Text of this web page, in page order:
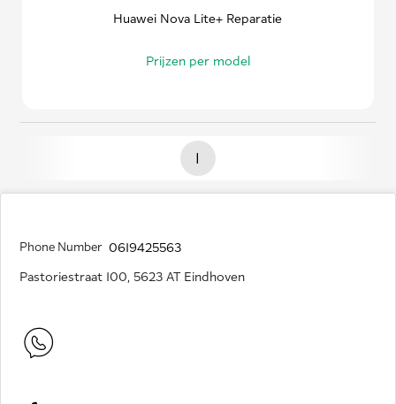
Huawei Nova Lite+ Reparatie
Prijzen per model
1
Phone Number 0619425563
Pastoriestraat 100, 5623 AT Eindhoven